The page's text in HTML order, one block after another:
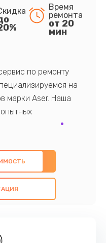
Время
ремонта
от 20
мин
по ремонту
на
марки Aser. Наша
знаниями и
ремонт с
компонентов, а
всех
- предоставить
записаться на